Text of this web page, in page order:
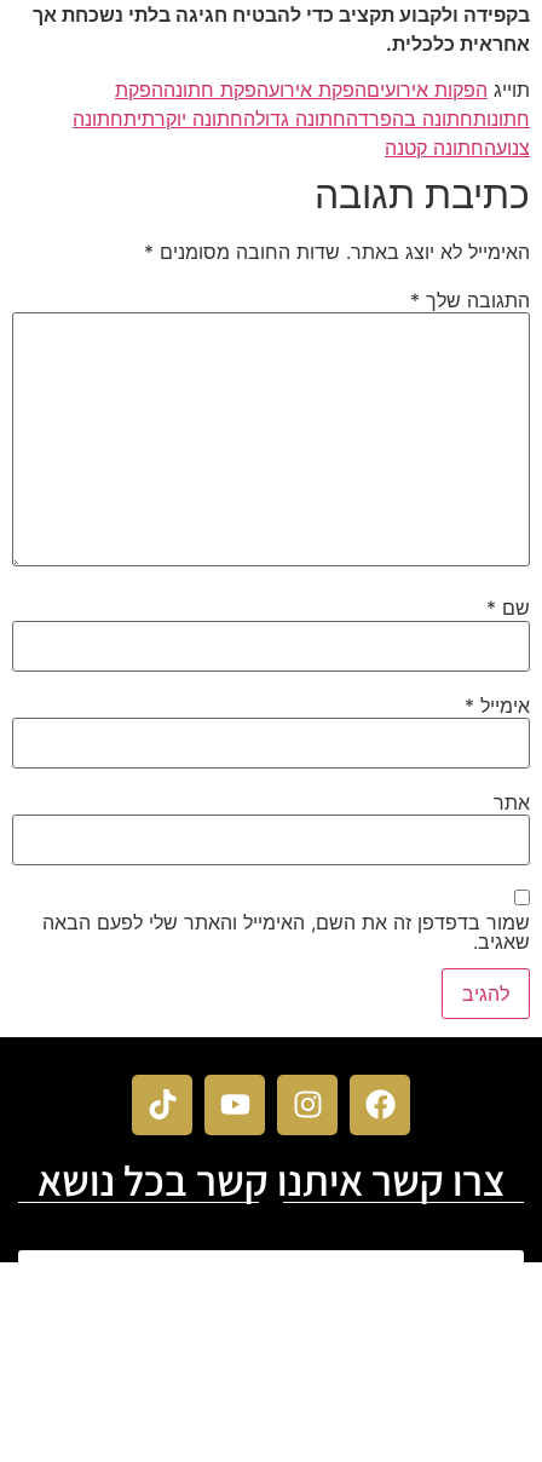
בקפידה ולקבוע תקציב כדי להבטיח חגיגה בלתי נשכחת אך
אחראית כלכלית.
תוייג הפקות אירועיםהפקת אירועהפקת חתונההפקת
חתונותחתונה בהפרדהחתונה גדולהחתונה יוקרתיתחתונה
צנועהחתונה קטנה
כתיבת תגובה
האימייל לא יוצג באתר. שדות החובה מסומנים *
התגובה שלך *
שם *
אימייל *
אתר
שמור בדפדפן זה את השם, האימייל והאתר שלי לפעם הבאה
שאגיב.
צרו קשר איתנו קשר בכל נושא